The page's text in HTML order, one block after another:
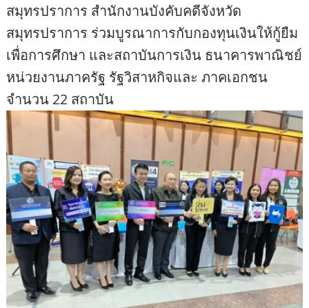
สมุทรปราการ สำนักงานบังคับคดีจังหวัด
สมุทรปราการ ร่วมบูรณาการกับกองทุนเงินให้กู้ยืม
เพื่อการศึกษา และสถาบันการเงิน ธนาคารพาณิชย์
หน่วยงานภาครัฐ รัฐวิสาหกิจและ ภาคเอกชน
จำนวน 22 สถาบัน